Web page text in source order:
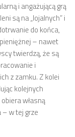
i angażującą grą
są na „lojalnych” i
do końca,
– nawet
twierdzą, że są
i
z zamku. Z kolei
kolejnych
własną
– w tej grze